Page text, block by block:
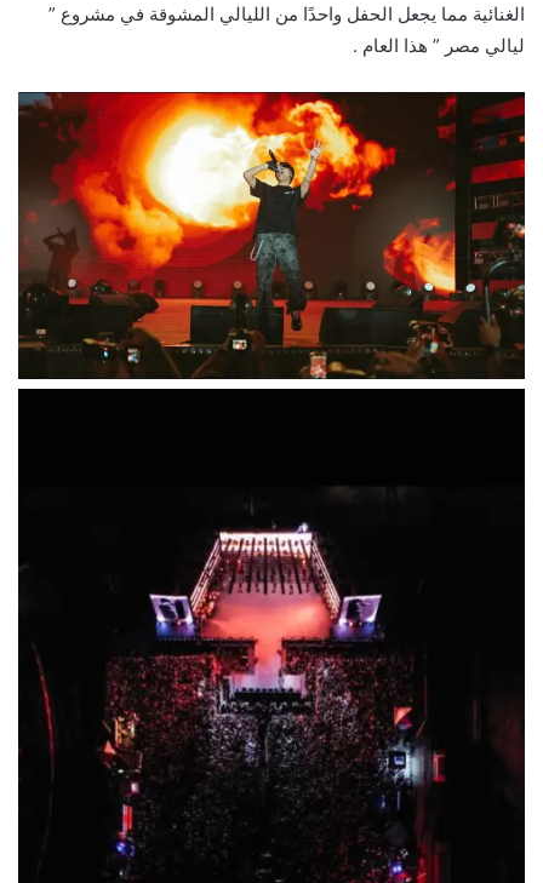
الغنائية مما يجعل الحفل واحدًا من الليالي المشوقة في مشروع ”
ليالي مصر ” هذا العام .